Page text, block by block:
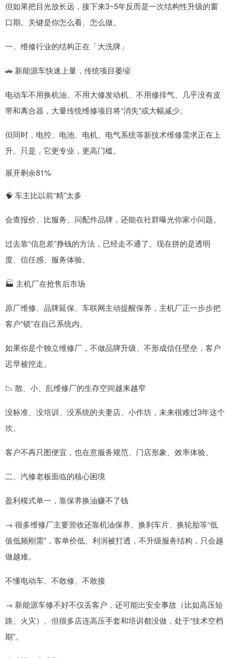
但如果把目光放长远，接下来3~5年反而是一次结构性升级的窗
口期。关键是你怎么看、怎么做。
一、维修行业的结构正在「大洗牌」
🚗 新能源车快速上量，传统项目萎缩
电动车不用换机油、不用大修发动机、不用修排气、几乎没有皮
带和离合器，大量传统维修项目将“消失”或大幅减少。
但同时，电控、电池、电机、电气系统等新技术维修需求正在上
升。只是，它更专业，更高门槛。
展开剩余81%
🧠 车主比以前“精”太多
会查报价、比服务、问配件品牌，还能在社群曝光你家小问题。
过去靠“信息差”挣钱的方法，已经走不通了。现在拼的是透明
度、信任感、服务体验。
🏭 主机厂在抢售后市场
原厂维修、品牌延保、车联网主动提醒保养，主机厂正一步步把
客户“锁”在自己系统内。
如果你是个独立维修厂，不做品牌升级、不形成信任壁垒，客户
迟早被挖走。
📉 散、小、乱维修厂的生存空间越来越窄
没标准、没培训、没系统的夫妻店、小作坊，未来很难过3年这个
坎。
客户不再只图便宜，也在意服务规范、门店形象、效率体验。
二、汽修老板面临的核心困境
盈利模式单一，靠保养换油赚不了钱
→ 很多维修厂主要营收还靠机油保养、换刹车片、换轮胎等“低
值低频刚需”，客单价低、利润被打透，不升级服务结构，只会越
做越难。
不懂电动车、不敢修、不敢接
→ 新能源车修不好不仅丢客户，还可能出安全事故（比如高压短
路、火灾）。但很多店连高压手套和培训都没做，处于“技术空档
期”。